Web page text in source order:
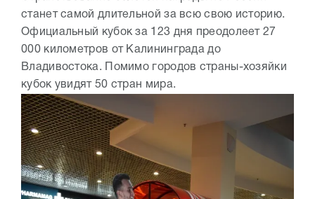
станет самой длительной за всю свою историю.
Официальный кубок за 123 дня преодолеет 27
000 километров от Калининграда до
Владивостока. Помимо городов страны-хозяйки
кубок увидят 50 стран мира.